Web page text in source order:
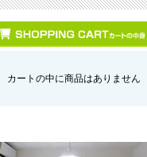
カートの中に商品はありません